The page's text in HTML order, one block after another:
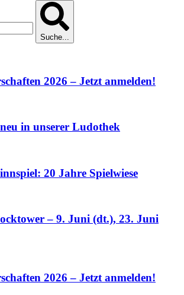
Suche...
2026 – Jetzt anmelden!
in unserer Ludothek
20 Jahre Spielwiese
– 9. Juni (dt.), 23. Juni
2026 – Jetzt anmelden!